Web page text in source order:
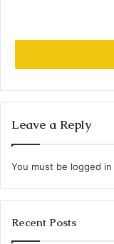
Leave a Reply
You must be logged in
Recent Posts